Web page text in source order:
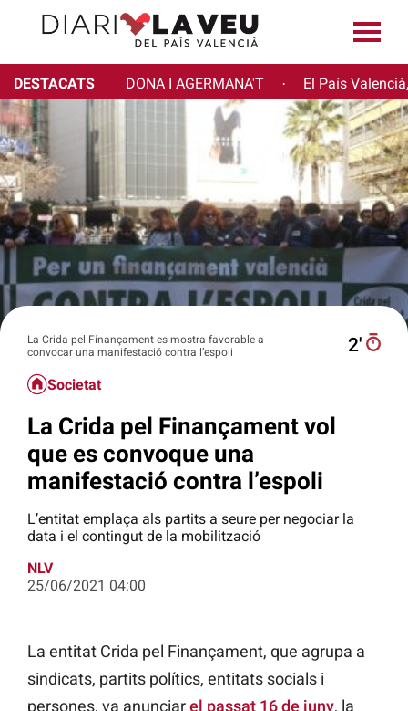
DESTACATS DONA I AGERMANA'T · El País
La Crida pel Finançament es mostra favorable a
convocar una manifestació contra l’espoli
2′
Societat
La Crida pel Finançament vol
que es convoque una
manifestació contra l’espoli
L’entitat emplaça als partits a seure per negociar la
data i el contingut de la mobilització
NLV
25/06/2021 04:00
La entitat Crida pel Finançament, que agrupa a
sindicats, partits polítics, entitats socials i
persones, va anunciarel passat 16 de juny, la